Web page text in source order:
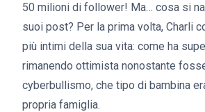
50 milioni di follower! Ma… cosa si
suoi post? Per la prima volta, Charli
più intimi della sua vita: come ha
rimanendo ottimista nonostante
cyberbullismo, che tipo di bambina
propria famiglia.